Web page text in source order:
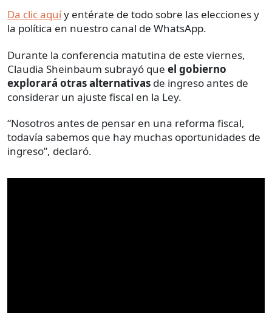
Da clic aquíy entérate de todo sobre las elecciones y
la política en nuestro canal de WhatsApp.
Durante la conferencia matutina de este viernes,
Claudia Sheinbaum subrayó que el gobierno
explorará otras alternativas de ingreso antes de
considerar un ajuste fiscal en la Ley.
“Nosotros antes de pensar en una reforma fiscal,
todavía sabemos que hay muchas oportunidades de
ingreso”, declaró.